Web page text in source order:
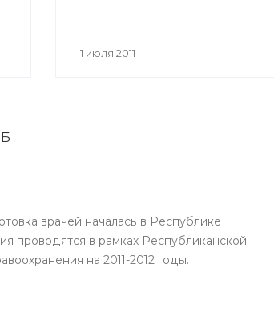
прежних: размер — бланки
страховой стаж и средний
заработок.
1 июля 2011
врачей началась в Республике
проводятся в рамках Республиканской
на 2011-2012 годы.